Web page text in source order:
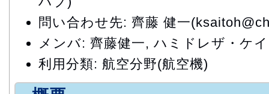
問い合わせ先: 齊藤 健一
メンバ: 齊藤健一, ハミドレザ・ケ
利用分類: 航空分野(航空機)